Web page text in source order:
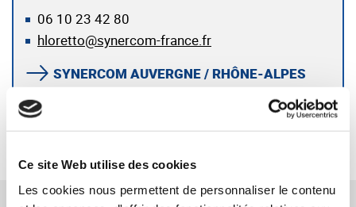
Ce site Web utilise des cookies
Les cookies nous permettent de personnaliser le contenu
06 10 23 42 80
hloretto@synercom-france.fr
SYNERCOM AUVERGNE / RHÔNE-ALPES
RETOUR